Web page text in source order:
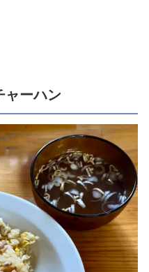
ャーハン